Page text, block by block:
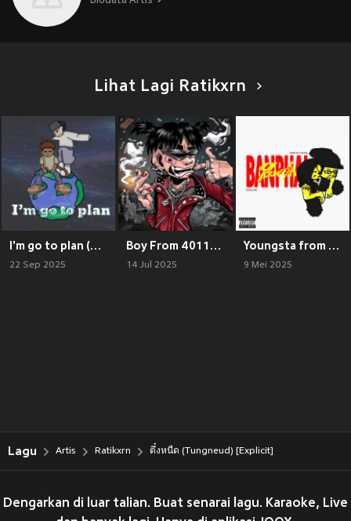
Lihat Lagi Ratikxrn
I'm go to plan (Explicit)
22 Sep 2025
Boy From 40110 (Explicit)
14 Jul 2025
Youngsta from Banphai (Explicit)
9 Mei 2025
Lagu Artis Ratikxrn ตึ๋งหนืด (Tungneud) [Explicit]
Dengarkan di luar talian. Buat senarai lagu. Karaoke, Live